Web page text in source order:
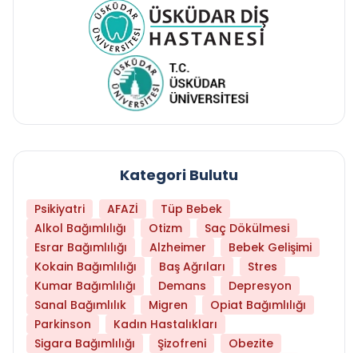
Kategori Bulutu
Psikiyatri AFAZİ
Tüp Bebek
Alkol Bağımlılığı
Otizm
Saç Dökülmesi
Esrar Bağımlılığı
Alzheimer
Bebek Gelişimi
Kokain Bağımlılığı
Baş Ağrıları
Stres
Kumar Bağımlılığı
Demans
Depresyon
Sanal Bağımlılık
Migren
Opiat Bağımlılığı
Parkinson
Kadın Hastalıkları
Sigara Bağımlılığı
Şizofreni
Obezite